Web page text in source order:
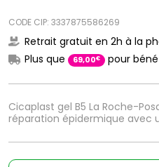
Cicaplast gel B5 La Roche-
réparation épidermique avec
CODE CIP: 3337875586269
Retrait gratuit en 2h à la
Plus que
69,00€ pour